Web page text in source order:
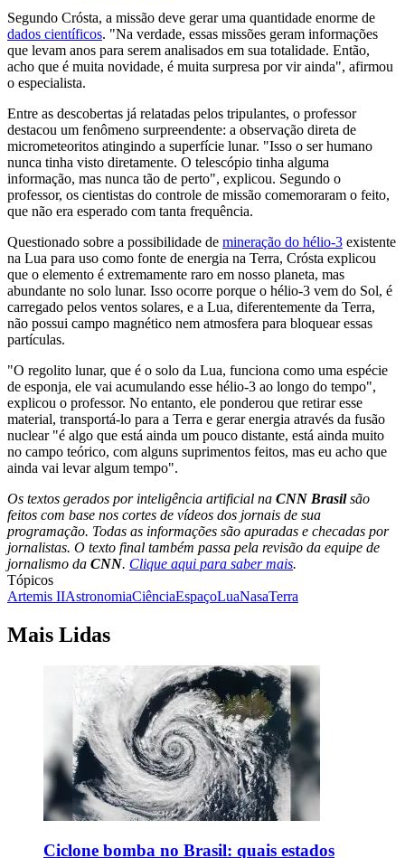
Segundo Crósta, a missão deve gerar uma quantidade enorme de
dados científicos. "Na verdade, essas missões geram informações
que levam anos para serem analisados em sua totalidade. Então,
acho que é muita novidade, é muita surpresa por vir ainda", afirmou
o especialista.
Entre as descobertas já relatadas pelos tripulantes, o professor
destacou um fenômeno surpreendente: a observação direta de
micrometeoritos atingindo a superfície lunar. "Isso o ser humano
nunca tinha visto diretamente. O telescópio tinha alguma
informação, mas nunca tão de perto", explicou. Segundo o
professor, os cientistas do controle de missão comemoraram o feito,
que não era esperado com tanta frequência.
Questionado sobre a possibilidade de mineração do hélio-3 existente
na Lua para uso como fonte de energia na Terra, Crósta explicou
que o elemento é extremamente raro em nosso planeta, mas
abundante no solo lunar. Isso ocorre porque o hélio-3 vem do Sol, é
carregado pelos ventos solares, e a Lua, diferentemente da Terra,
não possui campo magnético nem atmosfera para bloquear essas
partículas.
"O regolito lunar, que é o solo da Lua, funciona como uma espécie
de esponja, ele vai acumulando esse hélio-3 ao longo do tempo",
explicou o professor. No entanto, ele ponderou que retirar esse
material, transportá-lo para a Terra e gerar energia através da fusão
nuclear "é algo que está ainda um pouco distante, está ainda muito
no campo teórico, com alguns suprimentos feitos, mas eu acho que
ainda vai levar algum tempo".
Os textos gerados por inteligência artificial na CNN Brasilsão
feitos com base nos cortes de vídeos dos jornais de sua
programação. Todas as informações são apuradas e checadas por
jornalistas. O texto final também passa pela revisão da equipe de
jornalismo da CNN. Clique aqui para saber mais.
Tópicos
Artemis IIAstronomiaCiênciaEspaçoLuaNasaTerra
Mais Lidas
Ciclone bomba no Brasil: quais estados